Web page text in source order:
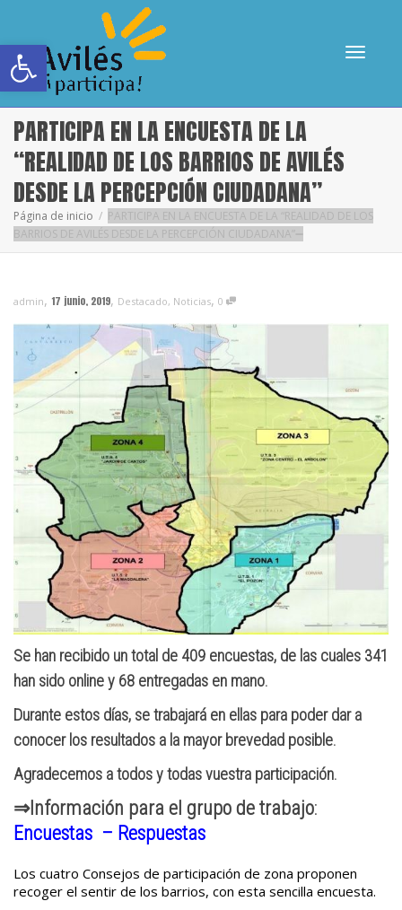
Abrir barra de herramientas
PARTICIPA EN LA ENCUESTA DE LA
“REALIDAD DE LOS BARRIOS DE AVILÉS
DESDE LA PERCEPCIÓN CIUDADANA”
Página de inicio
PARTICIPA EN LA ENCUESTA DE LA “REALIDAD DE LOS
BARRIOS DE AVILÉS DESDE LA PERCEPCIÓN CIUDADANA”
admin, 17 junio, 2019, Destacado, Noticias, 0
Se han recibido un total de 409 encuestas, de las cuales 341
han sido online y 68 entregadas en mano.
Durante estos días, se trabajará en ellas para poder dar a
conocer los resultados a la mayor brevedad posible.
Agradecemos a todos y todas vuestra participación.
⇒Información para el grupo de trabajo:
Encuestas – Respuestas
Los cuatro Consejos de participación de zona proponen
recoger el sentir de los barrios, con esta sencilla encuesta.